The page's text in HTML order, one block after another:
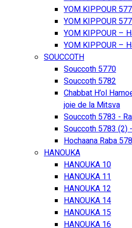
YOM KIPPOUR
YOM KIPPOUR
YOM KIPPOUR –
YOM KIPPOUR –
SOUCCOTH
Souccoth 5770
Souccoth 5782
Chabbat H’ol
joie de la Mitsva
Souccoth 5783 -
Souccoth 5783 (2)
Hochaana Raba
HANOUKA
HANOUKA 10
HANOUKA 11
HANOUKA 12
HANOUKA 14
HANOUKA 15
HANOUKA 16